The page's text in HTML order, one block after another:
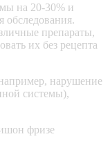
на 20-30% и
обследования.
препараты,
их без рецепта
нарушение
системы),